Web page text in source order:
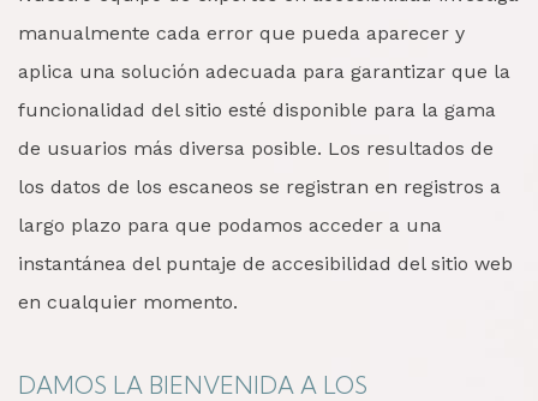
manualmente cada error que pueda aparecer y
aplica una solución adecuada para garantizar que la
funcionalidad del sitio esté disponible para la gama
de usuarios más diversa posible. Los resultados de
los datos de los escaneos se registran en registros a
largo plazo para que podamos acceder a una
instantánea del puntaje de accesibilidad del sitio web
en cualquier momento.
DAMOS LA BIENVENIDA A LOS